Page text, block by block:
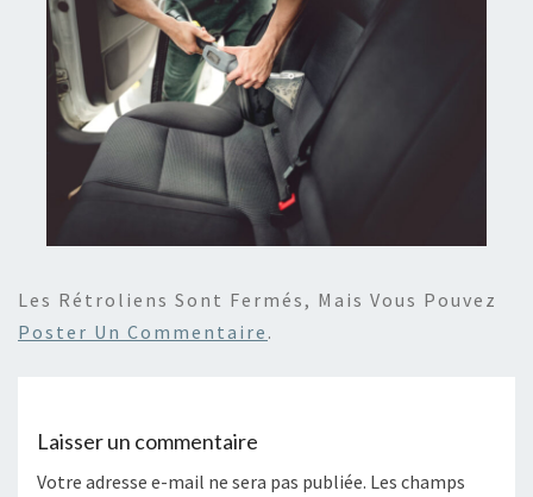
Les Rétroliens Sont Fermés, Mais Vous Pouvez
Poster Un Commentaire .
Laisser un commentaire
Votre adresse e-mail ne sera pas publiée. Les champs